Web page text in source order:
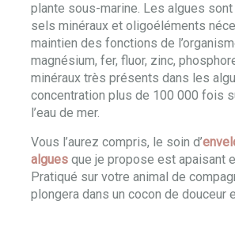
plante sous-marine. Les algues
sels minéraux et oligoéléments
maintien des fonctions de
magnésium, fer, fluor, zinc,
minéraux très présents dans les
concentration plus de 100 000 fois
l’eau de mer.
Vous l’aurez compris, le soin d’
algues que je propose est apaisant
Pratiqué sur votre animal de
plongera dans un cocon de douceur